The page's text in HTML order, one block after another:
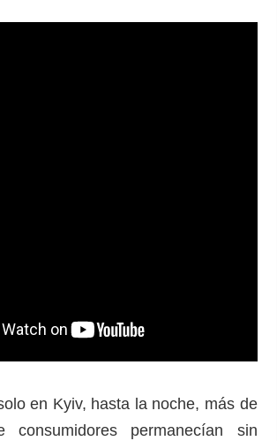
en Kyiv, hasta la noche, más de
permanecían sin